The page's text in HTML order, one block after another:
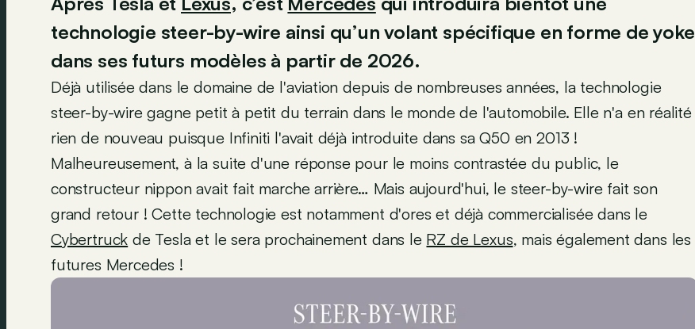
technologie steer-by-wire ainsi qu’un volant spécifique en forme de yoke
dans ses futurs modèles à partir de 2026.
Déjà utilisée dans le domaine de l'aviation depuis de nombreuses années, la technologie
steer-by-wire gagne petit à petit du terrain dans le monde de l'automobile. Elle n'a en réalité
rien de nouveau puisque Infiniti l'avait déjà introduite dans sa Q50 en 2013 !
Malheureusement, à la suite d'une réponse pour le moins contrastée du public, le
constructeur nippon avait fait marche arrière… Mais aujourd'hui, le steer-by-wire fait son
grand retour ! Cette technologie est notamment d'ores et déjà commercialisée dans le
Cybertruck de Tesla et le sera prochainement dans le RZ de Lexus, mais également dans les
futures Mercedes !